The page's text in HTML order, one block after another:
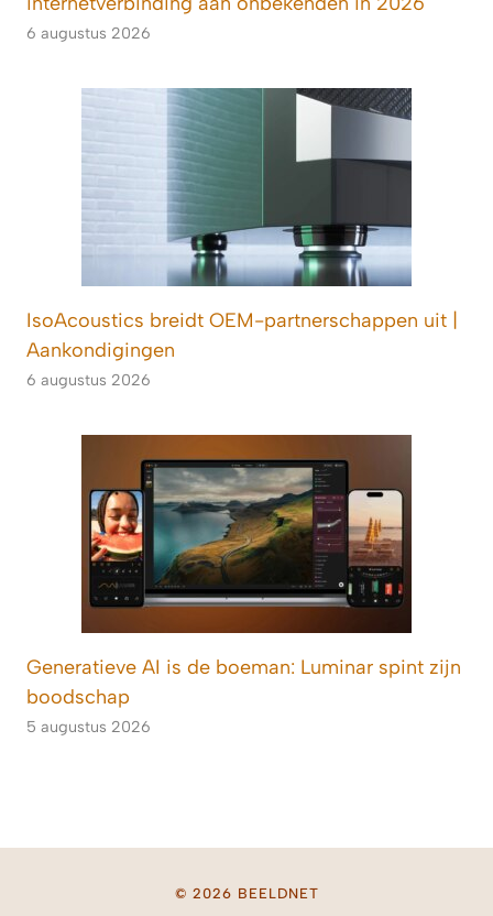
6 augustus 2026
IsoAcoustics breidt OEM-partnerschappen uit |
Aankondigingen
6 augustus 2026
Generatieve AI is de boeman: Luminar spint zijn
boodschap
5 augustus 2026
© 2026 BEELDNET